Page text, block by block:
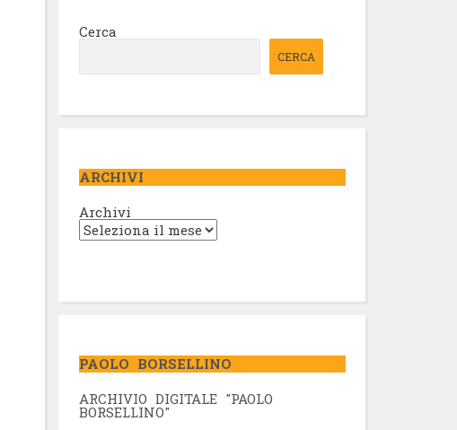
Cerca
CERCA
ARCHIVI
Archivi
PAOLO BORSELLINO
ARCHIVIO DIGITALE "PAOLO
BORSELLINO"